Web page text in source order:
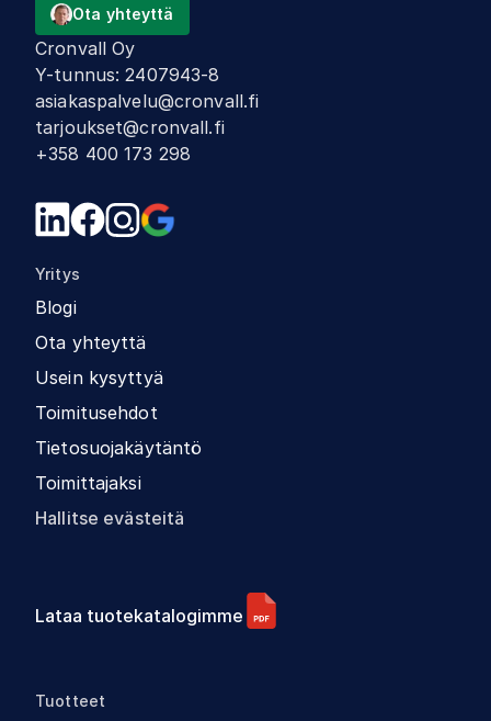
Ota yhteyttä
Cronvall Oy
Y-tunnus:2407943-8
asiakaspalvelu@cronvall.fi
tarjoukset@cronvall.fi
+358 400 173 298
Yritys
Blogi
Ota yhteyttä
Usein kysyttyä
Toimitusehdot
Tietosuojakäytäntö
Toimittajaksi
Hallitse evästeitä
Lataa tuotekatalogimme
Tuotteet